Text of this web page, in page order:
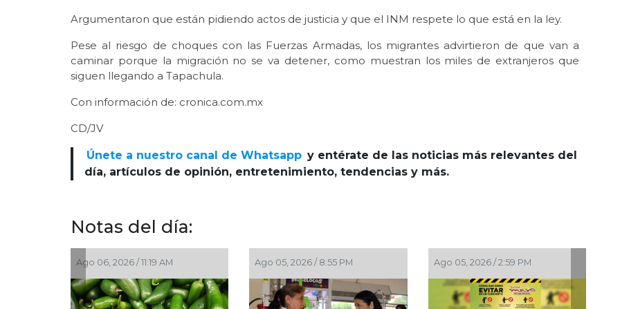
Argumentaron que están pidiendo actos de justicia y que el INM respete lo que está en la ley.
Pese al riesgo de choques con las Fuerzas Armadas, los migrantes advirtieron de que van a
caminar porque la migración no se va detener, como muestran los miles de extranjeros que
siguen llegando a Tapachula.
Con información de: cronica.com.mx
CD/JV
Únete a nuestro canal de Whatsapp y entérate de las noticias más relevantes del
día, artículos de opinión, entretenimiento, tendencias y más.
Notas del día:
05, 2026 / 2:59 PM Ago 05, 2026 / 2:56 PM Ago 05, 2026 / 2:23 PM Ago 05, 2026 / 12:13 PM